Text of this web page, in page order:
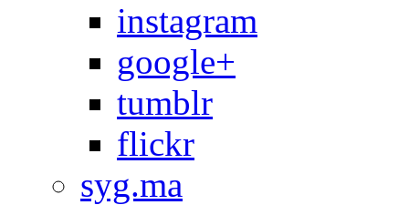
instagram
google+
tumblr
flickr
syg.ma